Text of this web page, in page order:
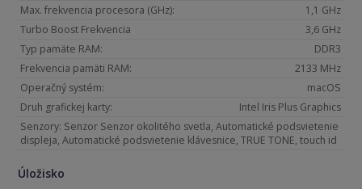
Max. frekvencia procesora (GHz):
1,1 GHz
Turbo Boost Frekvencia
3,6 GHz
Typ pamäte RAM:
DDR3
Frekvencia pamäti RAM:
2133 MHz
Operačný systém:
macOS
Druh grafickej karty:
Intel Iris Plus Graphics
Senzory: Senzor Senzor okolitého svetla, Automatické podsvietenie
displeja, Automatické podsvietenie klávesnice, TRUE TONE, touch id
Úložisko